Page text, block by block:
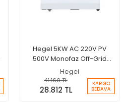
Hegel 5KW AC 220V PV
500V Monofaz Off-Grid
İnverter - 80A MPPT
Paralellenebilir İnvertör
Hegel
41.160 TL
28.812 TL
KARGO
BEDAVA